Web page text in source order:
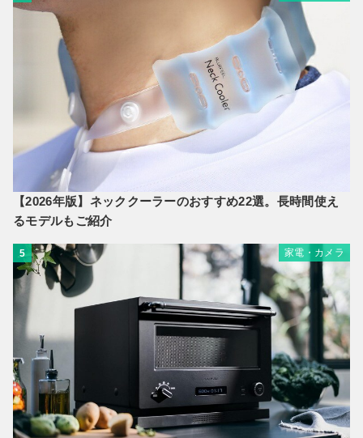
【2026年版】ネッククーラーのおすすめ22選。長時間使え
るモデルもご紹介
5 家電・カメラ